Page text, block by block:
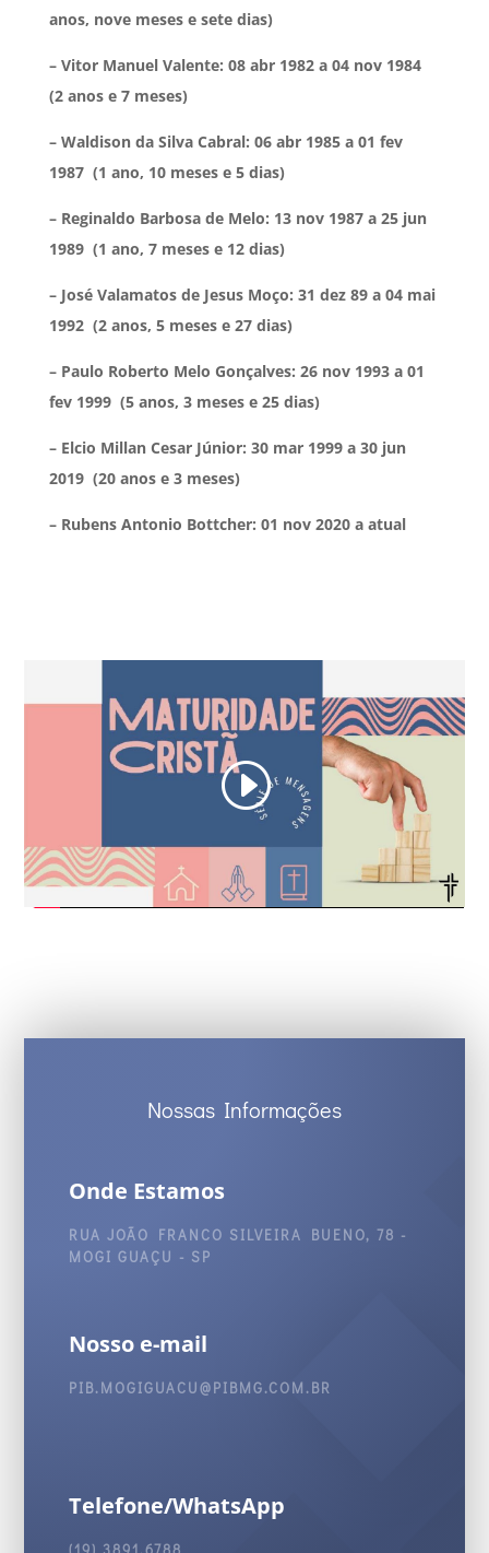
anos, nove meses e sete dias)
– Vitor Manuel Valente: 08 abr 1982 a 04 nov 1984
(2 anos e 7 meses)
– Waldison da Silva Cabral: 06 abr 1985 a 01 fev
1987 (1 ano, 10 meses e 5 dias)
– Reginaldo Barbosa de Melo: 13 nov 1987 a 25 jun
1989 (1 ano, 7 meses e 12 dias)
– José Valamatos de Jesus Moço: 31 dez 89 a 04 mai
1992 (2 anos, 5 meses e 27 dias)
– Paulo Roberto Melo Gonçalves: 26 nov 1993 a 01
fev 1999 (5 anos, 3 meses e 25 dias)
– Elcio Millan Cesar Júnior: 30 mar 1999 a 30 jun
2019 (20 anos e 3 meses)
– Rubens Antonio Bottcher: 01 nov 2020 a atual
Nossas Informações
Onde Estamos
RUA JOÃO FRANCO SILVEIRA BUENO, 78 -
MOGI GUAÇU - SP
Nosso e-mail
PIB.MOGIGUACU@PIBMG.COM.BR
Telefone/WhatsApp